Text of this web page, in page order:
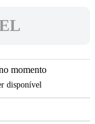
momento
disponível
chagas